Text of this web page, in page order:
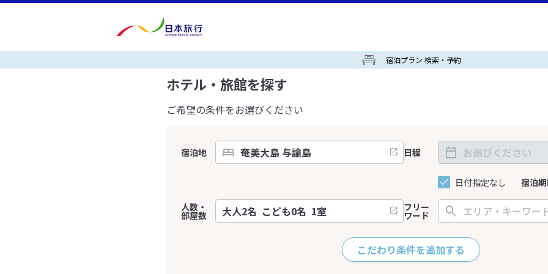
宿泊プラン 検索・予約
ホテル・旅館を探す
ご希望の条件をお選びください
宿泊地 日程
日付指定なし 宿泊
人数・
部屋数
フリー
ワード
こだわり条件を追加する